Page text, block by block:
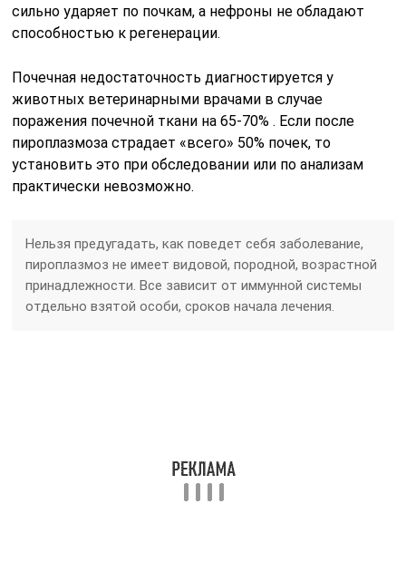
сильно ударяет по почкам, а нефроны не обладают
способностью к регенерации.
Почечная недостаточность диагностируется у
животных ветеринарными врачами в случае
поражения почечной ткани на 65-70% . Если после
пироплазмоза страдает «всего» 50% почек, то
установить это при обследовании или по анализам
практически невозможно.
Нельзя предугадать, как поведет себя заболевание,
пироплазмоз не имеет видовой, породной, возрастной
принадлежности. Все зависит от иммунной системы
отдельно взятой особи, сроков начала лечения.